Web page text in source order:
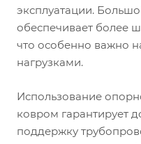
эксплуатации.
обеспечивает более
что особенно важно
нагрузками.
Использование
ковром гарантирует
поддержку